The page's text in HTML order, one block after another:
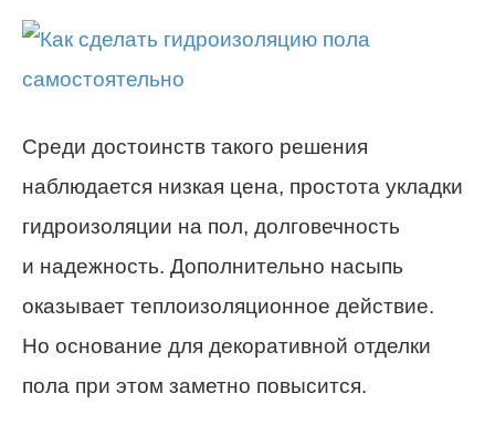
Среди достоинств такого решения
наблюдается низкая цена, простота укладки
гидроизоляции на пол, долговечность
и надежность. Дополнительно насыпь
оказывает теплоизоляционное действие.
Но основание для декоративной отделки
пола при этом заметно повысится.